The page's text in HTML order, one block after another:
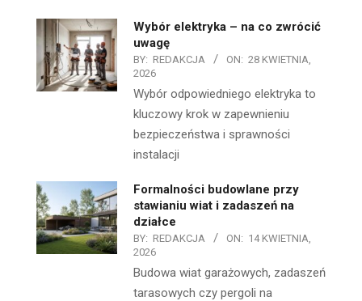
Wybór elektryka – na co zwrócić
uwagę
BY: REDAKCJA ON: 28 KWIETNIA,
2026
Wybór odpowiedniego elektryka to
kluczowy krok w zapewnieniu
bezpieczeństwa i sprawności
instalacji
Formalności budowlane przy
stawianiu wiat i zadaszeń na
działce
BY: REDAKCJA ON: 14 KWIETNIA,
2026
Budowa wiat garażowych, zadaszeń
tarasowych czy pergoli na